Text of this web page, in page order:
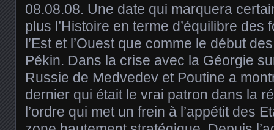
08.08.08. Une date qui marquera
plus l’Histoire en terme d’équilibre des
l’Est et l’Ouest que comme le début
Pékin. Dans la crise avec la Géorgie
Russie de Medvedev et Poutine a
dernier qui était le vrai patron dans la
l’ordre qui met un frein à l’appétit des